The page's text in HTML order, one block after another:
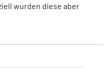
wurden diese aber